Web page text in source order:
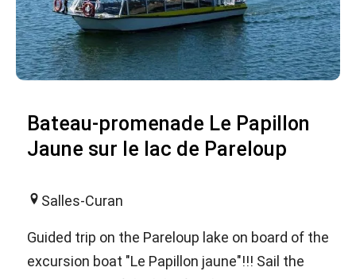
Bateau-promenade Le Papillon
Jaune sur le lac de Pareloup
Salles-Curan
Guided trip on the Pareloup lake on board of the
excursion boat "Le Papillon jaune"!!! Sail the